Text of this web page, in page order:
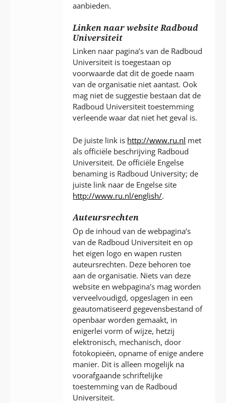
aanbieden.
Linken naar website Radboud
Universiteit
Linken naar pagina’s van de Radboud
Universiteit is toegestaan op
voorwaarde dat dit de goede naam
van de organisatie niet aantast. Ook
mag niet de suggestie bestaan dat de
Radboud Universiteit toestemming
verleende waar dat niet het geval is.
De juiste link is http://www.ru.nl met
als officiële beschrijving Radboud
Universiteit. De officiële Engelse
benaming is Radboud University; de
juiste link naar de Engelse site
http://www.ru.nl/english/.
Auteursrechten
Op de inhoud van de webpagina’s
van de Radboud Universiteit en op
het eigen logo en wapen rusten
auteursrechten. Deze behoren toe
aan de organisatie. Niets van deze
website en webpagina's mag worden
verveelvoudigd, opgeslagen in een
geautomatiseerd gegevensbestand of
openbaar worden gemaakt, in
enigerlei vorm of wijze, hetzij
elektronisch, mechanisch, door
fotokopieën, opname of enige andere
manier. Dit is alleen mogelijk na
voorafgaande schriftelijke
toestemming van de Radboud
Universiteit.